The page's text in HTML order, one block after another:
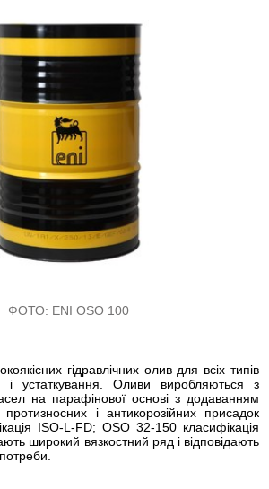
ФОТО: ENI OSO 100
гідравлічних олив для всіх типів
і устаткування. Оливи виробляються з
на парафінової основі з додаванням
і антикорозійних присадок
ISO-L-FD; OSO 32-150 класифікація
широкий вязкостний ряд і відповідають